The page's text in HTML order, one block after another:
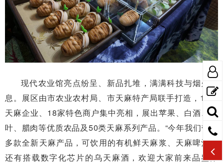
现代农业馆亮点纷呈、新品扎堆，满满科技与烟火气
息。展区由市农业农村局、市天麻特产局联手打造，11家
天麻企业、18家特色商户集中亮相，展出苹果、白酒、茶
叶、腊肉等优质农品及50类天麻系列产品。“今年我们带来
多款全新天麻产品，可饮用的有机鲜天麻浆、天麻啤酒，
还有搭载数字化芯片的乌天麻酒，欢迎大家前来品鉴体